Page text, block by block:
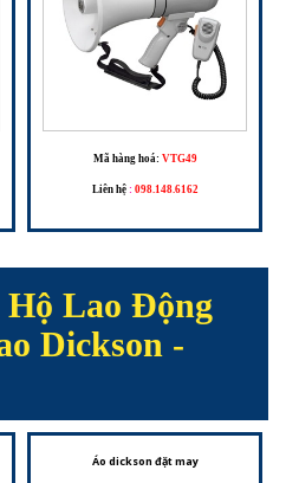
Mã hàng hoá: VTG49
Liên hệ : 098.148.6162
Hộ Lao Động
Dickson -
Áo dickson đặt may